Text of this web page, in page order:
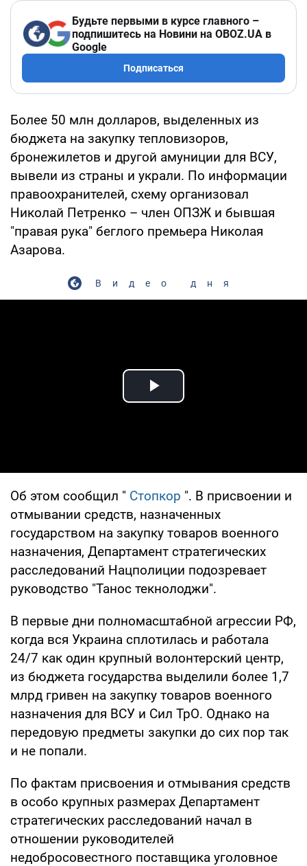
Будьте первыми в курсе главного –
подпишитесь на Новини на OBOZ.UA в
Google
Подписаться
Более 50 млн долларов, выделенных из
бюджета на закупку тепловизоров,
бронежилетов и другой амуниции для ВСУ,
вывели из страны и украли. По информации
правоохранителей, схему организовал
Николай Петренко – член ОПЗЖ и бывшая
"правая рука" беглого премьера Николая
Азарова.
Видео дня
Play Video
Об этом сообщил " Стопкор ". В присвоении и
отмывании средств, назначенных
государством на закупку товаров военного
назначения, Департамент стратегических
расследований Нацполиции подозревает
руководство "Танос текнолоджи".
В первые дни полномасштабной агрессии РФ,
когда вся Украина сплотилась и работала
24/7 как один крупный волонтерский центр,
из бюджета государства выделили более 1,7
млрд гривен на закупку товаров военного
назначения для ВСУ и Сил ТрО. Однако на
передовую предметы закупки до сих пор так
и не попали.
По фактам присвоения и отмывания средств
в особо крупных размерах Департамент
стратегических расследований начал в
отношении руководителей
недобросовестного поставщика уголовное